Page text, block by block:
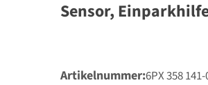
Sensor,
Artikelnummer 6PX 358